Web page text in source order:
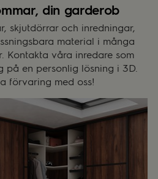
din garderob
skjutdörrar och inredningar,
material i många
Kontakta våra inredare som
en personlig lösning i 3D.
förvaring med oss!